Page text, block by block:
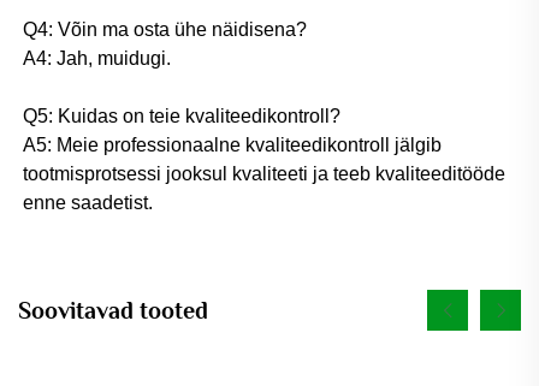
Q4: Võin ma osta ühe näidisena?
A4: Jah, muidugi.
Q5: Kuidas on teie kvaliteedikontroll?
A5: Meie professionaalne kvaliteedikontroll jälgib
tootmisprotsessi jooksul kvaliteeti ja teeb kvaliteeditööde
enne saadetist.
Soovitavad tooted